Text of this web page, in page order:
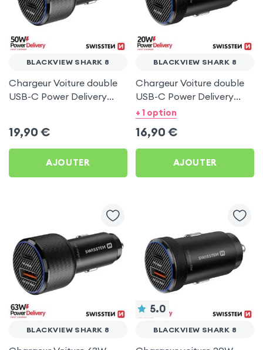
BLACKVIEW SHARK 8
Chargeur Voiture double
USB-C Power Delivery
19,90 €
AJOUTER
BLACKVIEW SHARK 8
Chargeur Voiture double
USB-C Power Delivery
20W - Swissten pour
+ 1 option
16,90 €
AJOUTER
BLACKVIEW SHARK 8
5.0
BLACKVIEW SHARK 8